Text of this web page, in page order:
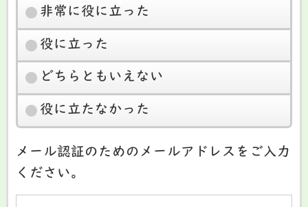
非常に役に立った
役に立った
どちらともいえない
役に立たなかった
メール認証のためのメールアドレスをご入力
ください。